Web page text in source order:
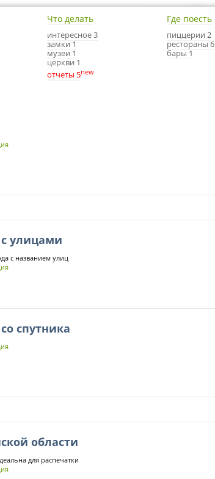
Что делать
интересное 3
замки 1
музеи 1
церкви 1
отчеты 5new
Где поесть
пиццерии 2
рестораны 6
бары 1
улицами
с названием улиц
спутника
области
для распечатки